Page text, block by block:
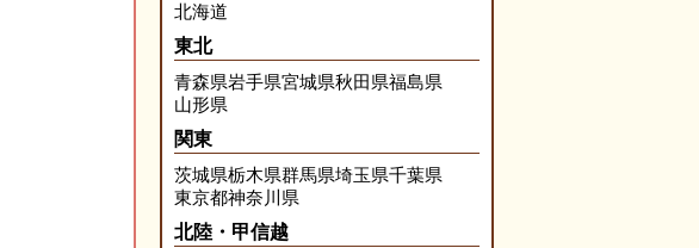
北海道
東北
青森県岩手県宮城県秋田県福島県
山形県
関東
茨城県栃木県群馬県埼玉県千葉県
東京都神奈川県
北陸・甲信越